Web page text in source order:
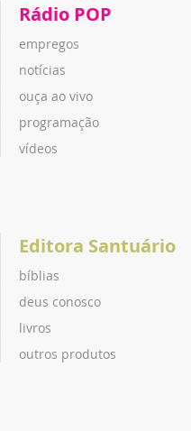
Rádio POP
empregos
notícias
ouça ao vivo
programação
vídeos
Editora Santuário
bíblias
deus conosco
livros
outros produtos